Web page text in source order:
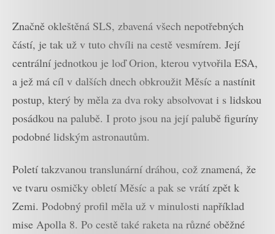
Značně okleštěná SLS, zbavená všech nepotřebných
částí, je tak už v tuto chvíli na cestě vesmírem. Její
centrální jednotkou je loď Orion, kterou vytvořila ESA,
a jež má cíl v dalších dnech obkroužit Měsíc a nastínit
postup, který by měla za dva roky absolvovat i s lidskou
posádkou na palubě. I proto jsou na její palubě figuríny
podobné lidským astronautům.
Poletí takzvanou translunární dráhou, což znamená, že
ve tvaru osmičky obletí Měsíc a pak se vrátí zpět k
Zemi. Podobný profil měla už v minulosti například
mise Apolla 8. Po cestě také raketa na různé oběžné